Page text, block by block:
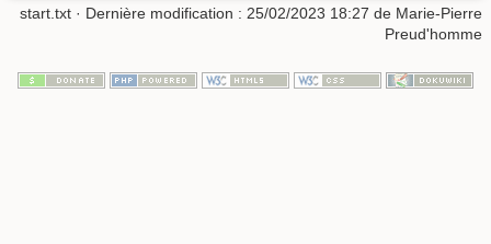
start.txt · Dernière modification : 25/02/2023 18:27 de Marie-Pierre
Preud'homme